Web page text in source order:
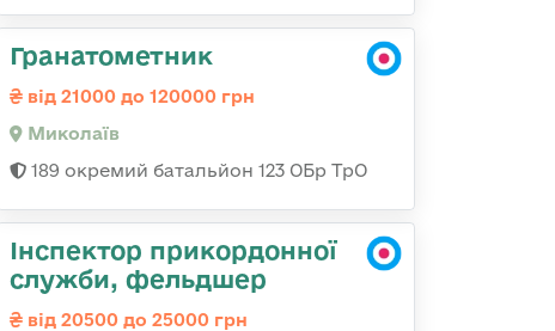
Гранатометник
від 21000 до 120000 грн
Миколаїв
189 окремий батальйон 123 ОБр ТрО
Інспектор прикордонної
служби, фельдшер
від 20500 до 25000 грн